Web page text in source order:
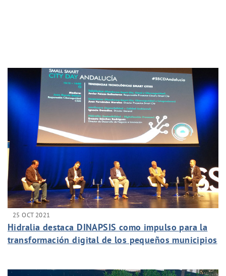
25 OCT 2021
Hidralia destaca DINAPSIS como impulso para la
transformación digital de los pequeños municipios